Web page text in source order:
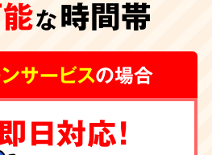
な時間帯
サービスの場合
日対応！